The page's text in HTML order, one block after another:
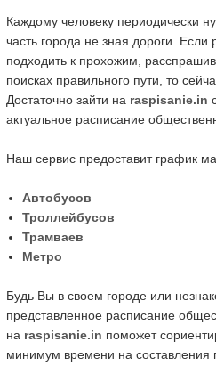
Каждому человеку периодически
часть города не зная дороги.
подходить к прохожим,
поисках правильного пути, то
Достаточно зайти на raspisanie.in
актуальное расписание
Наш сервис предоставит график
Автобусов
Троллейбусов
Трамваев
Метро
Будь Вы в своем городе или
представленное расписание
на raspisanie.in поможет
минимум времени на